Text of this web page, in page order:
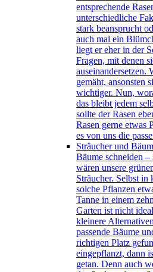
entsprechende
unterschiedliche
stark beansprucht
auch mal ein
liegt er eher in der
Fragen, mit denen
auseinandersetzen.
gemäht, ansonsten
wichtiger. Nun,
das bleibt jedem
sollte der Rasen
Rasen gerne etwas
es von uns die
Sträucher und
Bäume schneiden
wären unsere
Sträucher. Selbst in
solche Pflanzen
Tanne in einem
Garten ist nicht
kleinere
passende Bäume
richtigen Platz
eingepflanzt, dann
getan. Denn auch